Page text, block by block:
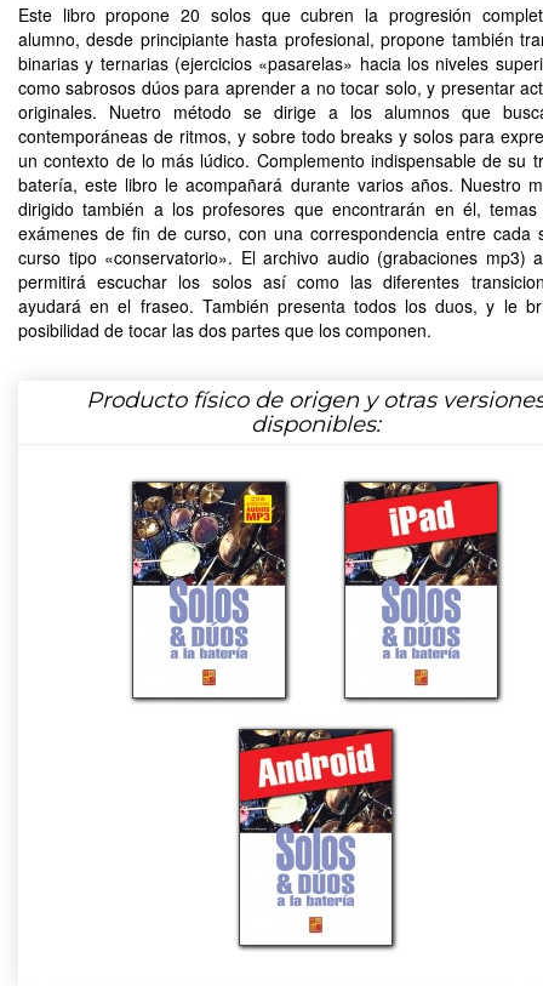
Este libro propone 20 solos que cubren la progresión
alumno, desde principiante hasta profesional, propone también
binarias y ternarias (ejercicios «pasarelas» hacia los niveles
como sabrosos dúos para aprender a no tocar solo, y presentar
originales. Nuetro método se dirige a los alumnos que
contemporáneas de ritmos, y sobre todo breaks y solos para
un contexto de lo más lúdico. Complemento indispensable de su
batería, este libro le acompañará durante varios años. Nuestro
dirigido también a los profesores que encontrarán en él,
exámenes de fin de curso, con una correspondencia entre cada
curso tipo «conservatorio». El archivo audio (grabaciones mp3)
permitirá escuchar los solos así como las diferentes
ayudará en el fraseo. También presenta todos los duos, y le
posibilidad de tocar las dos partes que los componen.
Producto físico de origen y otras
disponibles: